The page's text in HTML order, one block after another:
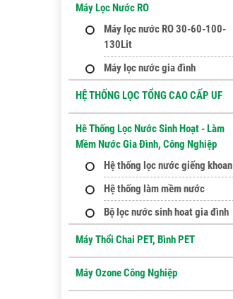
Máy Lọc Nước RO
Máy lọc nước RO 30-60-100-
130Lit
Máy lọc nước gia đình
HỆ THỐNG LỌC TỔNG CAO CẤP UF
Hê Thống Lọc Nước Sinh Hoạt - Làm
Mềm Nước Gia Đình, Công Nghiệp
Hệ thống lọc nước giếng khoan
Hệ thống làm mềm nước
Bộ lọc nước sinh hoat gia đình
Máy Thổi Chai PET, Bình PET
Máy Ozone Công Nghiệp